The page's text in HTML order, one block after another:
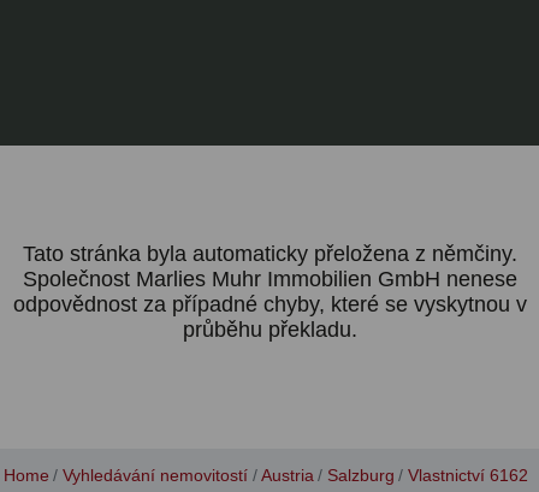
Tato stránka byla automaticky přeložena z němčiny.
Společnost Marlies Muhr Immobilien GmbH nenese
odpovědnost za případné chyby, které se vyskytnou v
průběhu překladu.
Home Vyhledávání nemovitostí Austria Salzburg Vlastnictví 6162